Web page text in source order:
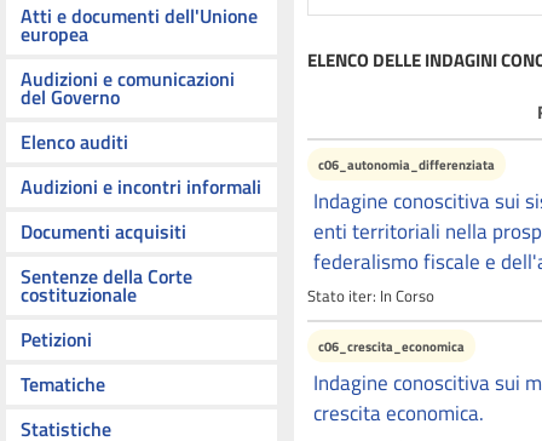
Atti e documenti dell'Unione
europea
Audizioni e comunicazioni
del Governo
Elenco auditi
Audizioni e incontri informali
Documenti acquisiti
Sentenze della Corte
costituzionale
Petizioni
Tematiche
Statistiche
ELENCO DELLE INDAGINI
c06_autonomia_differenziata
Indagine conoscitiva sui
enti territoriali nella
federalismo fiscale e
Stato iter: In Corso
c06_crescita_economica
Indagine conoscitiva sui
crescita economica.